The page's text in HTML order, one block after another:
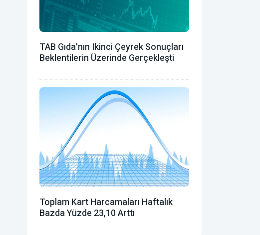
TAB Gıda'nın Ikinci Çeyrek Sonuçları
Beklentilerin Üzerinde Gerçekleşti
Toplam Kart Harcamaları Haftalık
Bazda Yüzde 23,10 Arttı